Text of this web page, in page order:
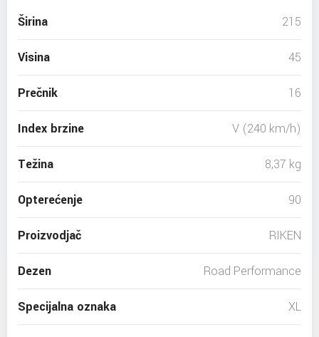
Širina 215
Visina 45
Prečnik 16
Index brzine V (240 km/h)
Težina 8,37 kg
Opterećenje 90
Proizvodjač RIKEN
Dezen Road Performance
Specijalna oznaka XL